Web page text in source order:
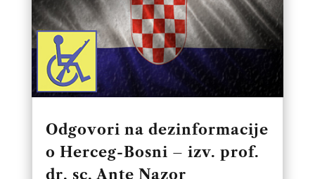
Odgovori na dezinformacije
o Herceg-Bosni – izv. prof.
dr. sc. Ante Nazor